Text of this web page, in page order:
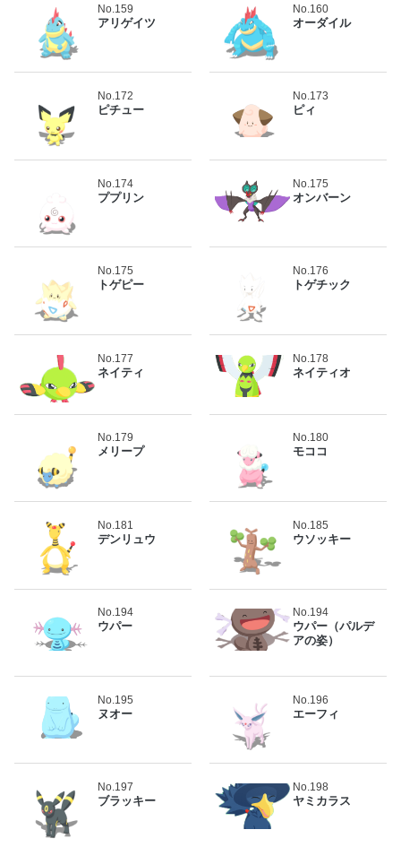
No.159
アリゲイツ
No.160
オーダイル
No.172
ピチュー
No.173
ピィ
No.174
ププリン
No.175
オンバーン
No.175
トゲピー
No.176
トゲチック
No.177
ネイティ
No.178
ネイティオ
No.179
メリープ
No.180
モココ
No.181
デンリュウ
No.185
ウソッキー
No.194
ウパー
No.194
ウパー（パルデ
アの姿）
No.195
ヌオー
No.196
エーフィ
No.197
ブラッキー
No.198
ヤミカラス